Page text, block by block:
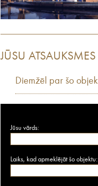
JŪSU ATSAUKSMES
Diemžēl par šo
Jūsu vārds:
Laiks, kad apmeklējāt šo objektu: